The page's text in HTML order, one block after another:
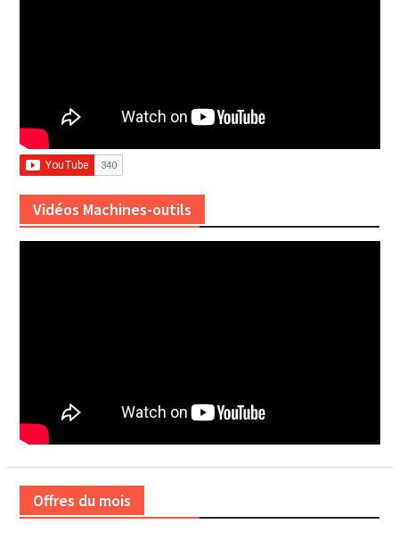
Vidéos Machines-outils
Offres du mois